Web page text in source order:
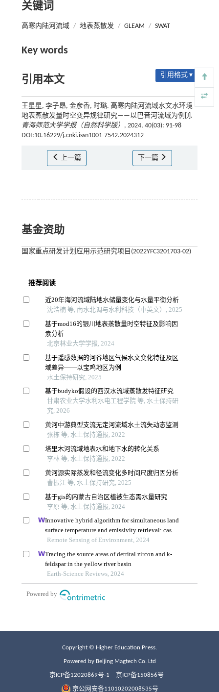
关键词
高寒内陆河流域 / 地表蒸散发 / GLEAM / SWAT
Key words
引用本文 引用格式 ▾
王星星, 李子昂, 金彦香, 时璐. 高寒内陆河流域水文水环境
地表蒸散发量时空变异规律研究——以巴音河流域为例[J].
青海师范大学学报（自然科学版） , 2024, 40(03): 91-98
DOI:10.16229/j.cnki.issn1001-7542.2024312
上一篇 下一篇
基金资助
国家重点研发计划应用示范研究项目(2022YFC3201703-02)
Copyright © Higher Education Press.
Powered by Beijing Magtech Co. Ltd
京ICP备12020869号-1 京ICP备150856号
京公网安备11010202008535号